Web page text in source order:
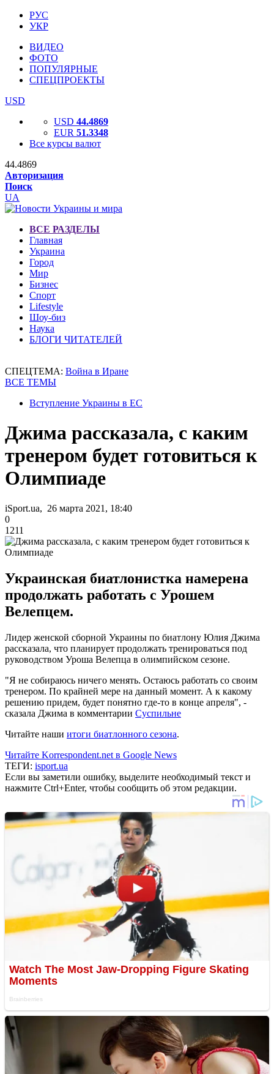
РУС
УКР
ВИДЕО
ФОТО
ПОПУЛЯРНЫЕ
СПЕЦПРОЕКТЫ
USD
USD 44.4869
EUR 51.3348
Все курсы валют
44.4869
Авторизация
Поиск
UA
ВСЕ РАЗДЕЛЫ
Главная
Украина
Город
Мир
Бизнес
Спорт
Lifestyle
Шоу-биз
Наука
БЛОГИ ЧИТАТЕЛЕЙ
СПЕЦТЕМА: Война в Иране
ВСЕ ТЕМЫ
Вступление Украины в ЕС
Джима рассказала, с каким
тренером будет готовиться к
Олимпиаде
iSport.ua, 26 марта 2021, 18:40
0
1211
Украинская биатлонистка намерена
продолжать работать с Урошем
Велепцем.
Лидер женской сборной Украины по биатлону Юлия Джима
рассказала, что планирует продолжать тренироваться под
руководством Уроша Велепца в олимпийском сезоне.
"Я не собираюсь ничего менять. Остаюсь работать со своим
тренером. По крайней мере на данный момент. А к какому
решению придем, будет понятно где-то в конце апреля", -
сказала Джима в комментарии Суспильне
Читайте наши итоги биатлонного сезона.
Читайте Korrespondent.net в Google News
ТЕГИ: isport.ua
Если вы заметили ошибку, выделите необходимый текст и
нажмите Ctrl+Enter, чтобы сообщить об этом редакции.